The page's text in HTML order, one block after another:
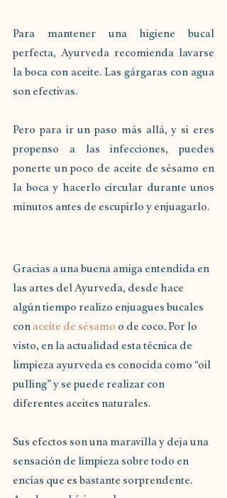
Para mantener una higiene bucal
perfecta, Ayurveda recomienda lavarse
la boca con aceite. Las gárgaras con agua
son efectivas.
Pero para ir un paso más allá, y si eres
propenso a las infecciones, puedes
ponerte un poco de aceite de sésamo en
la boca y hacerlo circular durante unos
minutos antes de escupirlo y enjuagarlo.
Gracias a una buena amiga entendida en
las artes del Ayurveda, desde hace
algún tiempo realizo enjuagues bucales
con aceite de sésamo o de coco. Por lo
visto, en la actualidad esta técnica de
limpieza ayurveda es conocida como “oil
pulling” y se puede realizar con
diferentes aceites naturales.
Sus efectos son una maravilla y deja una
sensación de limpieza sobre todo en
encías que es bastante sorprendente.